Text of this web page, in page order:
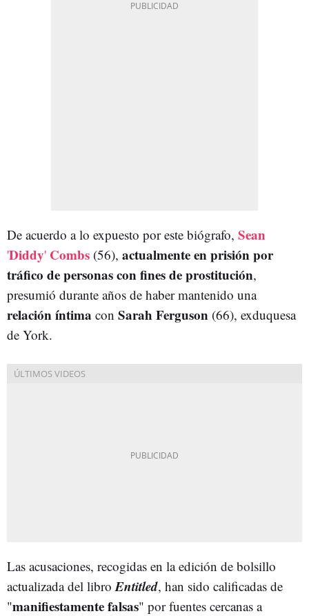
De acuerdo a lo expuesto por este biógrafo, Sean
'Diddy' Combs (56), actualmente en prisión por
tráfico de personas con fines de prostitución,
presumió durante años de haber mantenido una
relación íntima con Sarah Ferguson (66), exduquesa
de York.
Las acusaciones, recogidas en la edición de bolsillo
actualizada del libro Entitled, han sido calificadas de
"manifiestamente falsas" por fuentes cercanas a